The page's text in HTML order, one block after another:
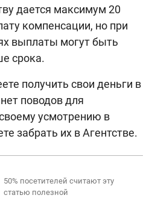
дается максимум 20
компенсации, но при
выплаты могут быть
срока.
получить свои деньги в
поводов для
усмотрению в
забрать их в Агентстве.
50% посетителей считают эту
статью полезной